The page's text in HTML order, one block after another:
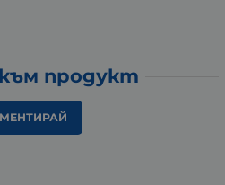
продукт